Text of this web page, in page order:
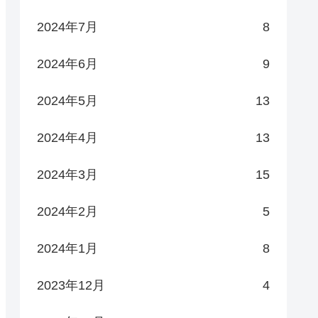
2024年7月 8
2024年6月 9
2024年5月 13
2024年4月 13
2024年3月 15
2024年2月 5
2024年1月 8
2023年12月 4